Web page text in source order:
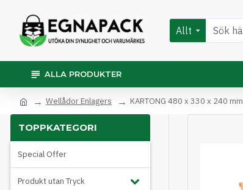
Allt
ALLA PRODUKTER
Wellådor Enlagers KARTONG 480 x 330 x 240 mm
TOPPKATEGORI
Special Offer
Produkt utan Tryck